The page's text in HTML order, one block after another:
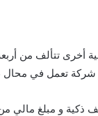
أخرى تتألف من
شركة تعمل في
و مبلغ مالي من